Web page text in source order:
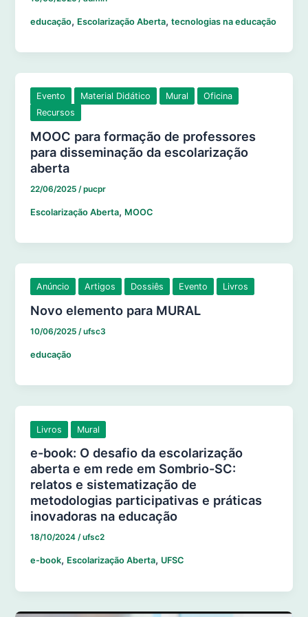
educação, Escolarização Aberta,tecnologias na educação
Evento Material Didático Mural
Oficina
Recursos
MOOC para formação de professores
para disseminação da escolarização
aberta
22/06/2025/pucpr
Escolarização Aberta, MOOC
Anúncio Artigos Dossiês Evento Livros
Novo elemento para MURAL
10/06/2025/ufsc3
educação
Livros Mural
e-book: O desafio da escolarização
aberta e em rede em Sombrio-SC:
relatos e sistematização de
metodologias participativas e práticas
inovadoras na educação
18/10/2024/ufsc2
e-book, Escolarização Aberta, UFSC